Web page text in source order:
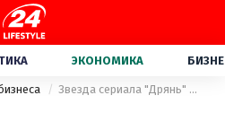
ЭКОНОМИКА
Звезда сериала "Дрянь" Бен Элдридж объявил о нетрадиционной ориентации